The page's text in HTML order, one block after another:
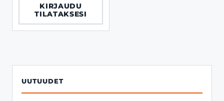
UUTUUDET
KIRJAUDU
TILATAKSESI